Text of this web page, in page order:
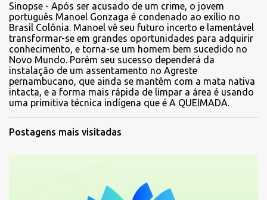
Sinopse - Após ser acusado de um crime, o jovem
português Manoel Gonzaga é condenado ao exílio no
Brasil Colônia. Manoel vê seu futuro incerto e lamentável
transformar-se em grandes oportunidades para adquirir
conhecimento, e torna-se um homem bem sucedido no
Novo Mundo. Porém seu sucesso dependerá da
instalação de um assentamento no Agreste
pernambucano, que ainda se mantêm com a mata nativa
intacta, e a forma mais rápida de limpar a área é usando
uma primitiva técnica indígena que é A QUEIMADA.
Postagens mais visitadas